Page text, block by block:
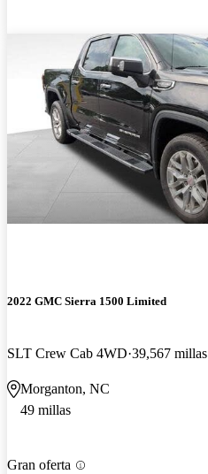
2022 GMC Sierra 1500 Limited
SLT Crew Cab 4WD 39,567 millas
Morganton, NC
49 millas
Gran oferta